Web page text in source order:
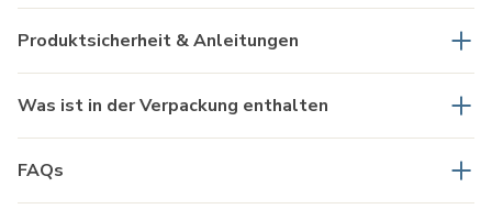
Produktsicherheit & Anleitungen
Was ist in der Verpackung enthalten
FAQs